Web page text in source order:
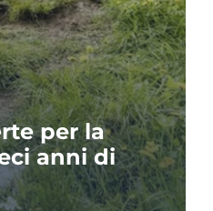
per la
anni di